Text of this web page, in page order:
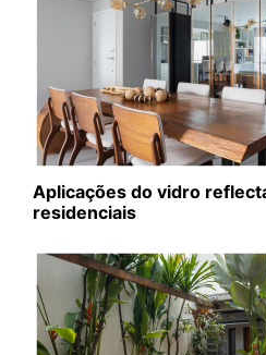
Aplicações do vidro
residenciais